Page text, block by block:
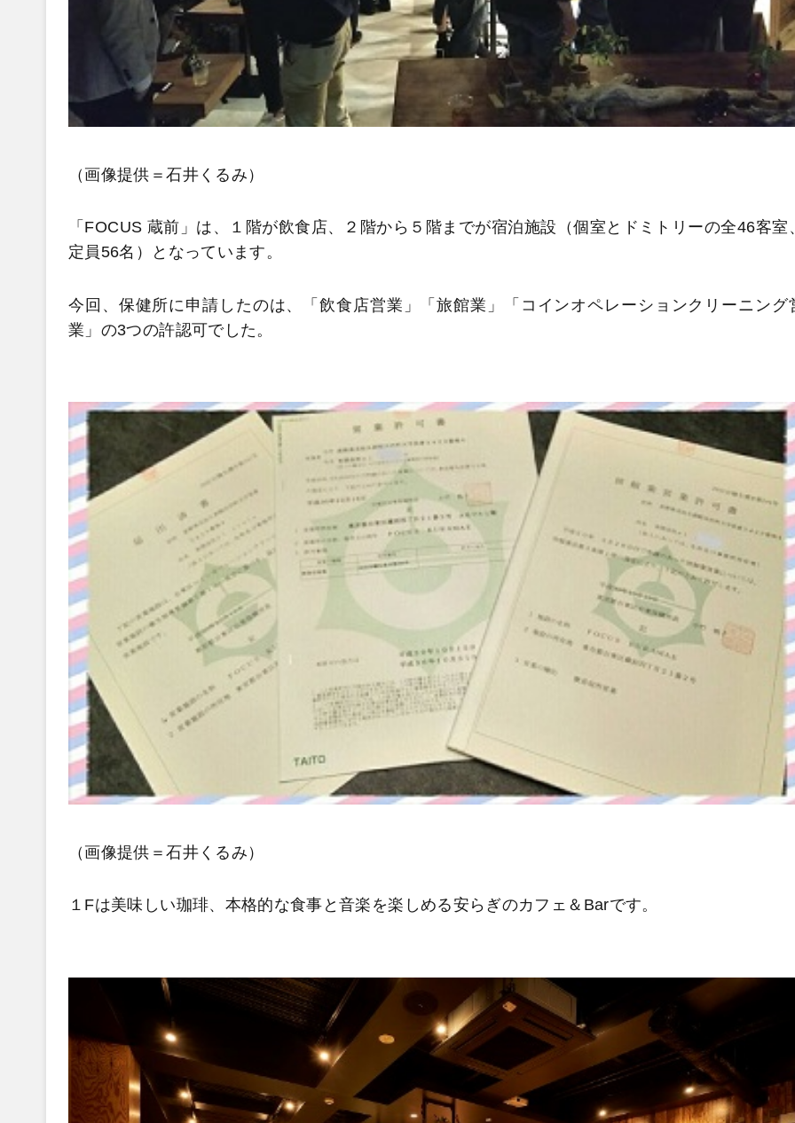
（画像提供＝石井くるみ）
「FOCUS 蔵前」は、１階が飲食店、２階から５階までが宿泊施設（個室とドミトリーの全46客室
定員56名）となっています。
今回、保健所に申請したのは、「飲食店営業」「旅館業」「コインオペレーションクリーニング
業」の3つの許認可でした。
（画像提供＝石井くるみ）
１Fは美味しい珈琲、本格的な食事と音楽を楽しめる安らぎのカフェ＆Barです。